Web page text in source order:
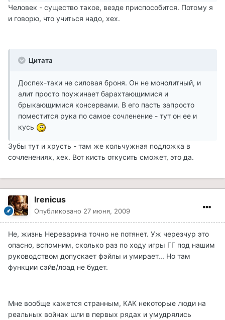
Человек - существо такое, везде приспособится. Потому я
и говорю, что учиться надо, хех.
Цитата
Доспех-таки не силовая броня. Он не монолитный, и
алит просто поужинает барахтающимися и
брыкающимися консервами. В его пасть запросто
поместится рука по самое сочленение - тут он ее и
кусь
Зубы тут и хрусть - там же кольчужная подложка в
сочленениях, хех. Вот кисть откусить сможет, это да.
Irenicus
Опубликовано 27 июня, 2009
Не, жизнь Нереварина точно не потянет. Уж черезчур это
опасно, вспомним, сколько раз по ходу игры ГГ под нашим
руководством допускает фэйлы и умирает... Но там
функции сэйв/лоад не будет.
Мне вообще кажется странным, КАК некоторые люди на
реальных войнах шли в первых рядах и умудрялись